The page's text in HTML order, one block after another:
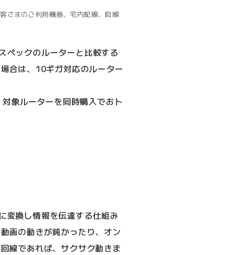
さまのご利用機器、宅内配線、回線
ペックのルーターと比較する
合は、10ギガ対応のルーター
象ルーターを同時購入でおト
変換し情報を伝達する仕組み
画の動きが鈍かったり、オン
線であれば、サクサク動きま